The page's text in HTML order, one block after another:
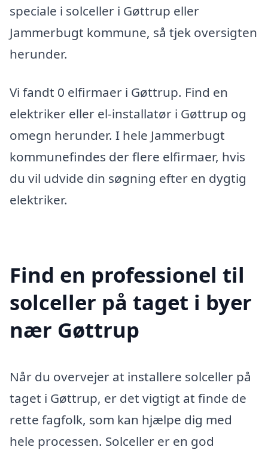
speciale i solceller i Gøttrup eller
Jammerbugt kommune, så tjek oversigten
herunder.
Vi fandt 0 elfirmaer i Gøttrup. Find en
elektriker eller el-installatør i Gøttrup og
omegn herunder. I hele Jammerbugt
kommunefindes der flere elfirmaer, hvis
du vil udvide din søgning efter en dygtig
elektriker.
Find en professionel til
solceller på taget i byer
nær Gøttrup
Når du overvejer at installere solceller på
taget i Gøttrup, er det vigtigt at finde de
rette fagfolk, som kan hjælpe dig med
hele processen. Solceller er en god